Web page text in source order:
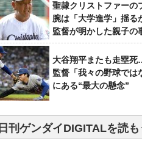
聖隷クリストファーの
腕は「大学進学」揺
監督が明かした親子の
大谷翔平またも走塁
監督「我々の野球では
にある“最大の懸念”
日刊ゲンダイDIGITALを読も